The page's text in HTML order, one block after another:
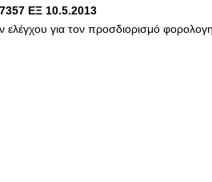
ΕΞ 10.5.2013
για τον προσδιορισμό